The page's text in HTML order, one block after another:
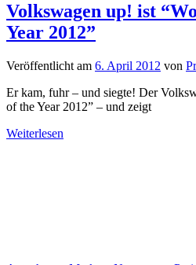
Volkswagen up! ist
Year 2012”
Veröffentlicht am 6. April 2012 von
Er kam, fuhr – und siegte! Der
of the Year 2012” – und zeigt
Weiterlesen